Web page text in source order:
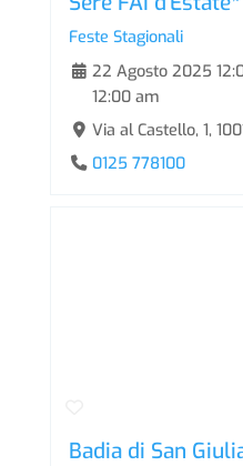
Feste Stagionali
22 Agosto 2025
12:00 am
Via al Castello, 1,
0125 778100
Badia di San